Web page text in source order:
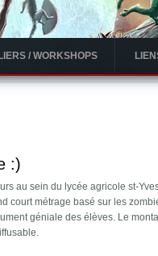
/ WORKSHOPS
:)
au sein du lycée agricole st-
court métrage basé sur les
géniale des élèves. Le